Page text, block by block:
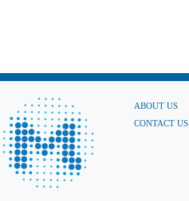
ABOUT US
CONTACT US